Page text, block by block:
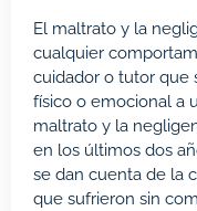
El maltrato y la
cualquier
cuidador o tutor que
físico o emocional a
maltrato y la
en los últimos dos
se dan cuenta de la
que sufrieron sin